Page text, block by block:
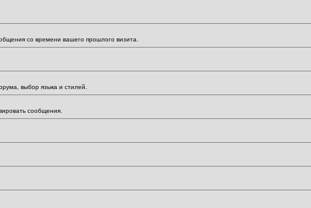
со времени вашего прошлого визита.
выбор языка и стилей.
сообщения.